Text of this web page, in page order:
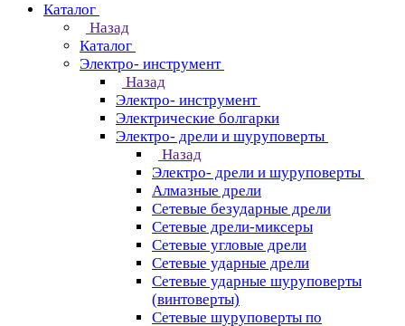
Каталог
Назад
Каталог
Электро- инструмент
Назад
Электро- инструмент
Электрические болгарки
Электро- дрели и шуруповерты
Назад
Электро- дрели и шуруповерты
Алмазные дрели
Сетевые безударные дрели
Сетевые дрели-миксеры
Сетевые угловые дрели
Сетевые ударные дрели
Сетевые ударные шуруповерты
(винтоверты)
Сетевые шуруповерты по